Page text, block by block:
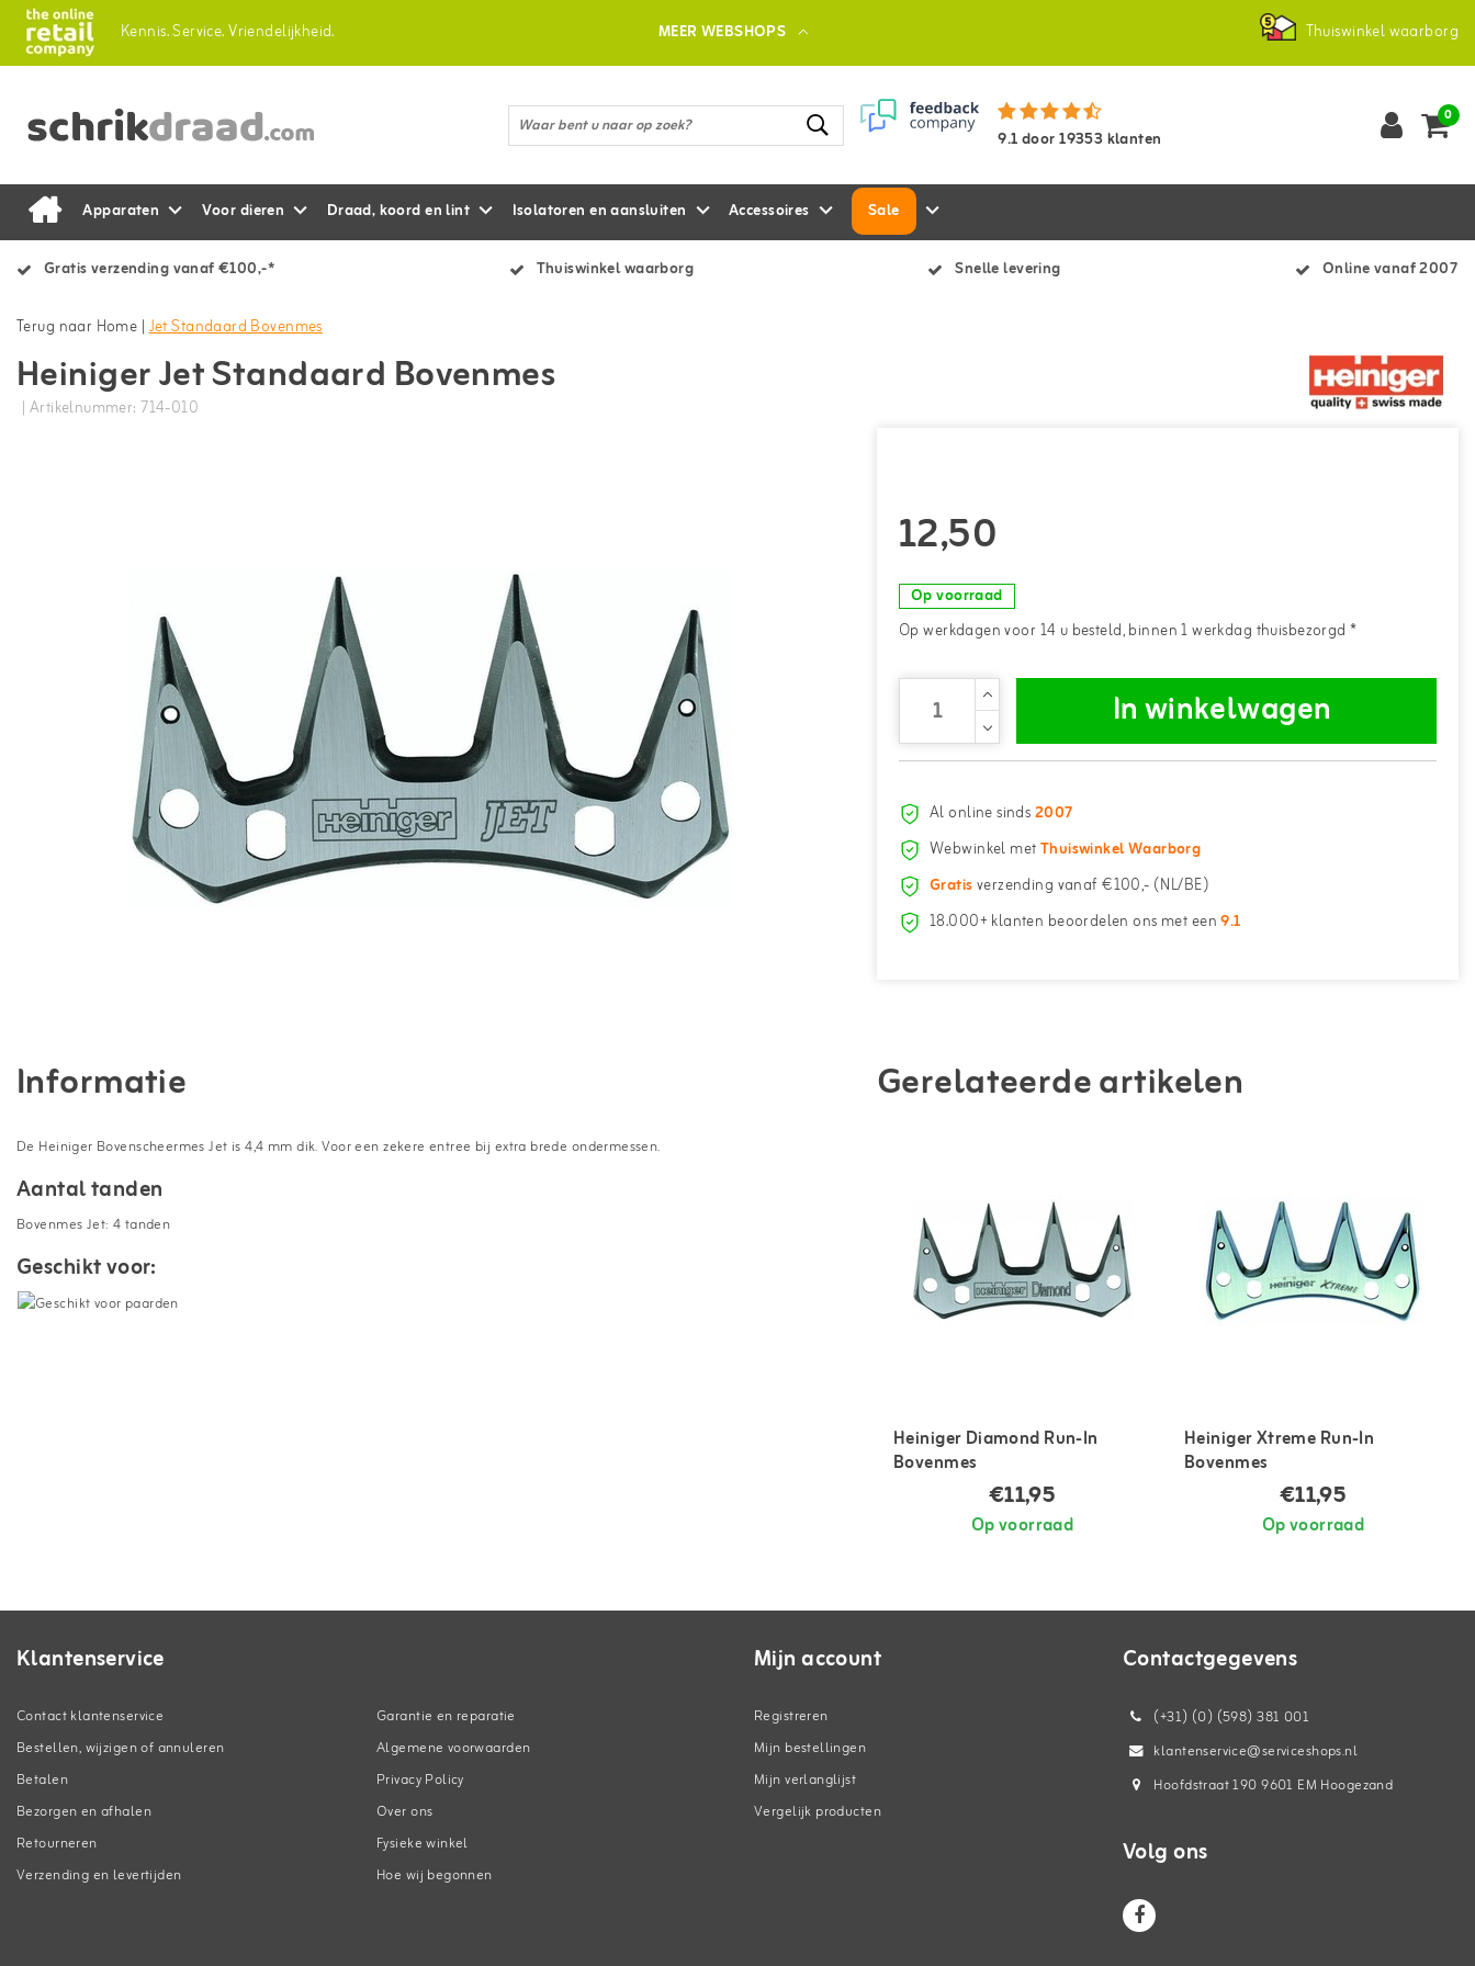
Kennis.Service.Vriendelijkheid. MEER WEBSHOPS Thuiswinkel waarborg
9.1door19353 klanten
0
Apparaten Voor dieren Draad, koord en lint Isolatoren en aansluiten Accessoires Sale
Gratis verzending vanaf €100,-* Thuiswinkel waarborg Snelle levering Online vanaf 2007
Terug naar Home |Jet Standaard Bovenmes
Heiniger Jet Standaard Bovenmes
| Artikelnummer: 714-010
12,50
Op voorraad
Op werkdagen voor 14 u besteld, binnen 1 werkdag thuisbezorgd *
In winkelwagen
Al online sinds2007
Webwinkel metThuiswinkel Waarborg
Gratisverzending vanaf €100,- (NL/BE)
18.000+ klanten beoordelen ons met een9.1
Informatie
De Heiniger Bovenscheermes Jet is 4,4 mm dik. Voor een zekere entree bij extra brede ondermessen.
Aantal tanden
Bovenmes Jet: 4 tanden
Geschikt voor:
Gerelateerde artikelen
Heiniger Diamond Run-In
Bovenmes
€11,95
Op voorraad
Heiniger Xtreme Run-In
Bovenmes
€11,95
Op voorraad
Klantenservice
Contact klantenservice
Bestellen, wijzigen of annuleren
Betalen
Bezorgen en afhalen
Retourneren
Verzending en levertijden
Garantie en reparatie
Algemene voorwaarden
Privacy Policy
Over ons
Fysieke winkel
Hoe wij begonnen
Mijn account
Registreren
Mijn bestellingen
Mijn verlanglijst
Vergelijk producten
Contactgegevens
(+31) (0) (598) 381 001
klantenservice@serviceshops.nl
Hoofdstraat 190 9601 EM Hoogezand
Volg ons